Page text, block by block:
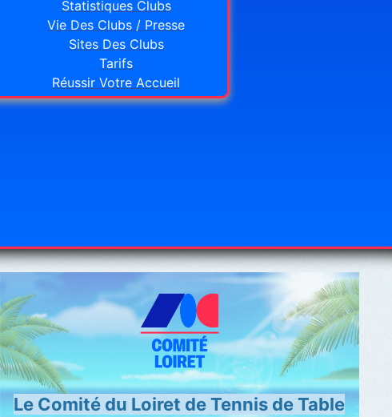
Statistiques Clubs
Vie Des Clubs / Presse
Sites Des Clubs
Tarifs
Réussir Votre Accueil
Le Comité du Loiret de Tennis de Table